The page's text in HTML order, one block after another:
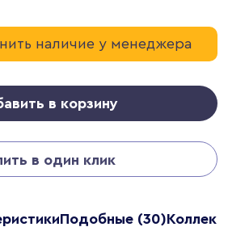
наличие у менеджера
в корзину
в один клик
Подобные (30)